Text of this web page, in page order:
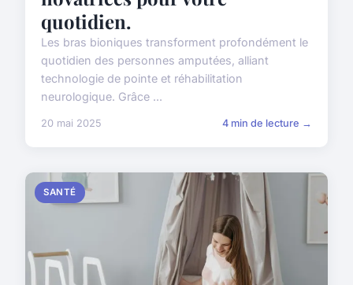
quotidien.
Les bras bioniques transforment profondément le
quotidien des personnes amputées, alliant
technologie de pointe et réhabilitation
neurologique. Grâce ...
20 mai 2025 4 min de lecture →
SANTÉ